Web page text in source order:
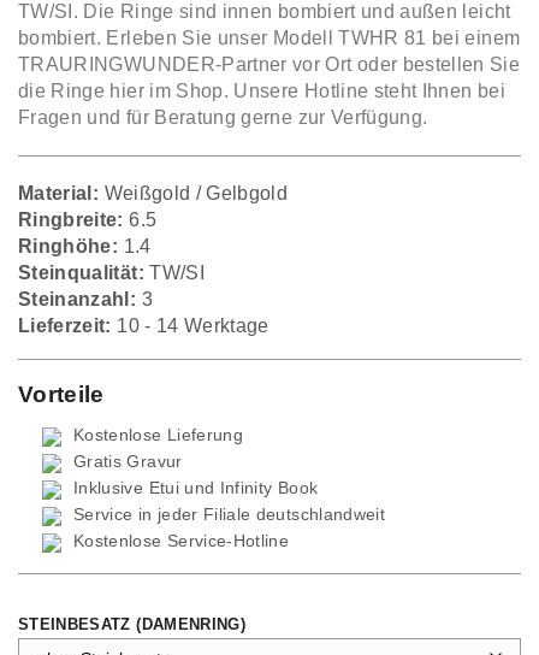
TW/SI. Die Ringe sind innen bombiert und außen leicht
bombiert. Erleben Sie unser Modell TWHR 81 bei einem
TRAURINGWUNDER-Partner vor Ort oder bestellen Sie
die Ringe hier im Shop. Unsere Hotline steht Ihnen bei
Fragen und für Beratung gerne zur Verfügung.
Material: Weißgold / Gelbgold
Ringbreite: 6.5
Ringhöhe: 1.4
Steinqualität: TW/SI
Steinanzahl: 3
Lieferzeit: 10 - 14 Werktage
Vorteile
Kostenlose Lieferung
Gratis Gravur
Inklusive Etui und Infinity Book
Service in jeder Filiale deutschlandweit
Kostenlose Service-Hotline
STEINBESATZ (DAMENRING)